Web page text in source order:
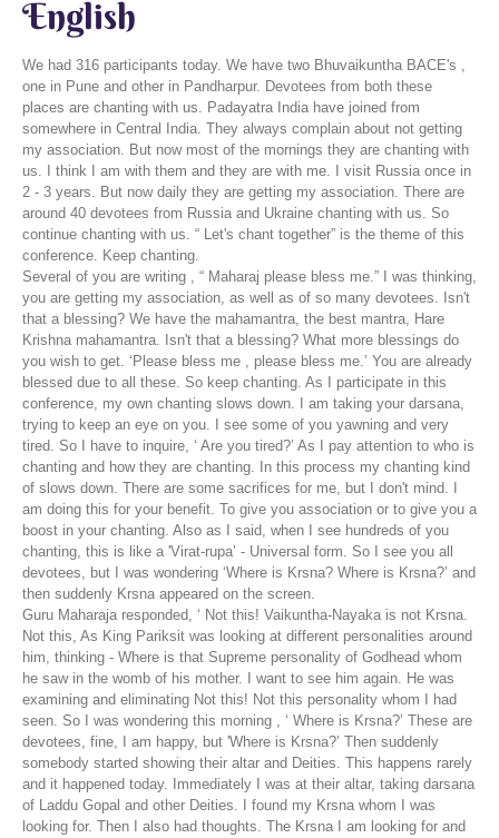
English
We had 316 participants today. We have two Bhuvaikuntha BACE's ,
one in Pune and other in Pandharpur. Devotees from both these
places are chanting with us. Padayatra India have joined from
somewhere in Central India. They always complain about not getting
my association. But now most of the mornings they are chanting with
us. I think I am with them and they are with me. I visit Russia once in
2 - 3 years. But now daily they are getting my association. There are
around 40 devotees from Russia and Ukraine chanting with us. So
continue chanting with us. “ Let's chant together” is the theme of this
conference. Keep chanting.
Several of you are writing , “ Maharaj please bless me.” I was thinking,
you are getting my association, as well as of so many devotees. Isn't
that a blessing? We have the mahamantra, the best mantra, Hare
Krishna mahamantra. Isn't that a blessing? What more blessings do
you wish to get. ‘Please bless me , please bless me.’ You are already
blessed due to all these. So keep chanting. As I participate in this
conference, my own chanting slows down. I am taking your darsana,
trying to keep an eye on you. I see some of you yawning and very
tired. So I have to inquire, ‘ Are you tired?’ As I pay attention to who is
chanting and how they are chanting. In this process my chanting kind
of slows down. There are some sacrifices for me, but I don't mind. I
am doing this for your benefit. To give you association or to give you a
boost in your chanting. Also as I said, when I see hundreds of you
chanting, this is like a 'Virat-rupa’ - Universal form. So I see you all
devotees, but I was wondering ‘Where is Krsna? Where is Krsna?’ and
then suddenly Krsna appeared on the screen.
Guru Maharaja responded, ‘ Not this! Vaikuntha-Nayaka is not Krsna.
Not this, As King Pariksit was looking at different personalities around
him, thinking - Where is that Supreme personality of Godhead whom
he saw in the womb of his mother. I want to see him again. He was
examining and eliminating Not this! Not this personality whom I had
seen. So I was wondering this morning , ‘ Where is Krsna?’ These are
devotees, fine, I am happy, but 'Where is Krsna?’ Then suddenly
somebody started showing their altar and Deities. This happens rarely
and it happened today. Immediately I was at their altar, taking darsana
of Laddu Gopal and other Deities. I found my Krsna whom I was
looking for. Then I also had thoughts. The Krsna I am looking for and